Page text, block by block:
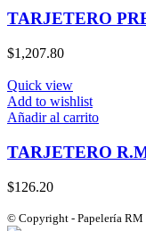
TARJETERO
$1,207.80
Quick view
Add to wishlist
Añadir al carrito
TARJETERO
$126.20
© Copyright - Papelería RM